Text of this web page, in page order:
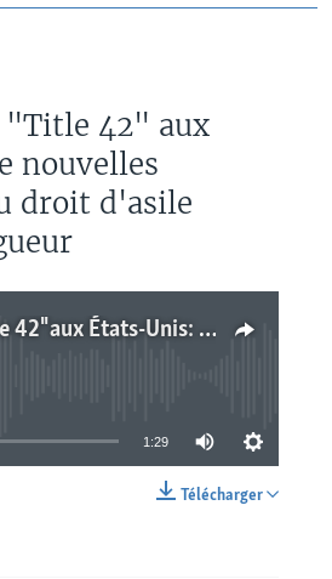
42" aux
nouvelles
droit d'asile
Expiration de "Title 42" aux États-Unis: de nouvelles restrictions au droit d'asile entrent en vigueur
1:29
Télécharger